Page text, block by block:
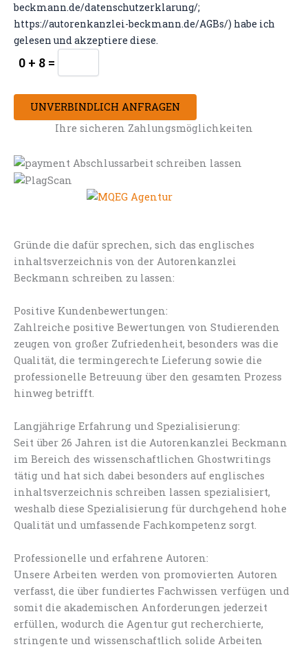
beckmann.de/datenschutzerklarung/;
https://autorenkanzlei-beckmann.de/AGBs/) habe ich
gelesen und akzeptiere diese.
0 + 8 =
UNVERBINDLICH ANFRAGEN
Ihre sicheren Zahlungsmöglichkeiten
Gründe die dafür sprechen, sich das englisches
inhaltsverzeichnis von der Autorenkanzlei
Beckmann schreiben zu lassen:
Positive Kundenbewertungen:
Zahlreiche positive Bewertungen von Studierenden
zeugen von großer Zufriedenheit, besonders was die
Qualität, die termingerechte Lieferung sowie die
professionelle Betreuung über den gesamten Prozess
hinweg betrifft.
Langjährige Erfahrung und Spezialisierung:
Seit über 26 Jahren ist die Autorenkanzlei Beckmann
im Bereich des wissenschaftlichen Ghostwritings
tätig und hat sich dabei besonders auf englisches
inhaltsverzeichnis schreiben lassen spezialisiert,
weshalb diese Spezialisierung für durchgehend hohe
Qualität und umfassende Fachkompetenz sorgt.
Professionelle und erfahrene Autoren:
Unsere Arbeiten werden von promovierten Autoren
verfasst, die über fundiertes Fachwissen verfügen und
somit die akademischen Anforderungen jederzeit
erfüllen, wodurch die Agentur gut recherchierte,
stringente und wissenschaftlich solide Arbeiten